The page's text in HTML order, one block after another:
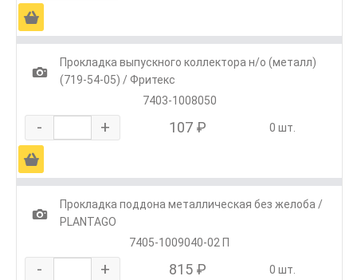
Ä
1
Прокладка выпускного коллектора н/о (металл)
(719-54-05) / Фритекс
7403-1008050
- + 107 ₽ 0 шт.
Ä
1
Прокладка поддона металлическая без желоба /
PLANTAGO
7405-1009040-02 П
- + 815 ₽ 0 шт.